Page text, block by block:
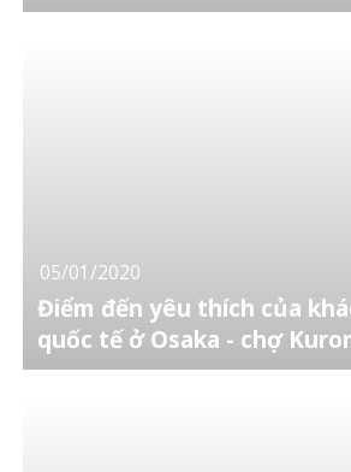
05/01/2020
Điểm đến yêu thích của
quốc tế ở Osaka - chợ